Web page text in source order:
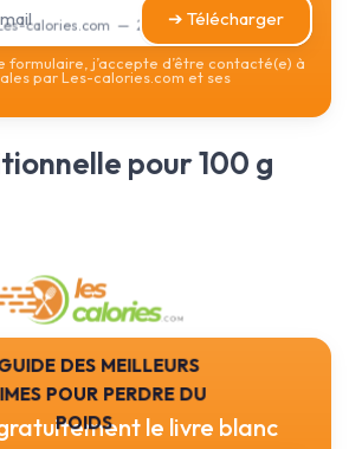
calories.com — 2026➔ Télécharger
formulaire, j’accepte d’être contacté(e) à
par Les-calories.com et ses
pour 100 g
des meilleurs
pour perdre du
poids le livre blanc